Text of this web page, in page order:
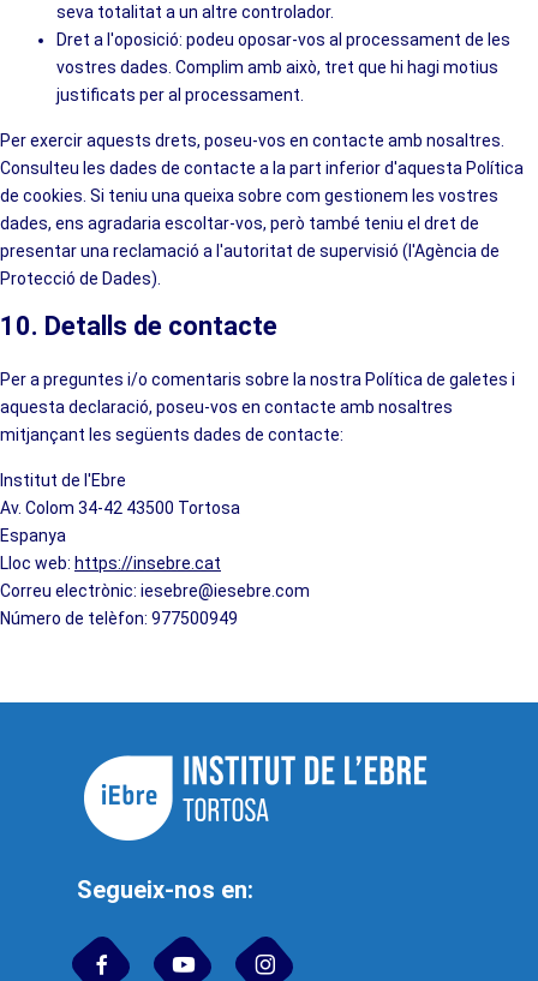
seva totalitat a un altre controlador.
Dret a l'oposició: podeu oposar-vos al processament de les
vostres dades. Complim amb això, tret que hi hagi motius
justificats per al processament.
Per exercir aquests drets, poseu-vos en contacte amb nosaltres.
Consulteu les dades de contacte a la part inferior d'aquesta Política
de cookies. Si teniu una queixa sobre com gestionem les vostres
dades, ens agradaria escoltar-vos, però també teniu el dret de
presentar una reclamació a l'autoritat de supervisió (l'Agència de
Protecció de Dades).
10. Detalls de contacte
Per a preguntes i/o comentaris sobre la nostra Política de galetes i
aquesta declaració, poseu-vos en contacte amb nosaltres
mitjançant les següents dades de contacte:
Institut de l'Ebre
Av. Colom 34-42 43500 Tortosa
Espanya
Lloc web: https://insebre.cat
Correu electrònic: iesebre@iesebre.com
Número de telèfon: 977500949
Segueix-nos en: